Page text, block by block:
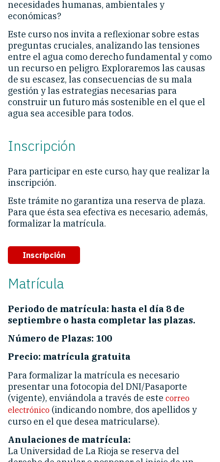
necesidades humanas, ambientales y
económicas?
Este curso nos invita a reflexionar sobre estas
preguntas cruciales, analizando las tensiones
entre el agua como derecho fundamental y como
un recurso en peligro. Exploraremos las causas
de su escasez, las consecuencias de su mala
gestión y las estrategias necesarias para
construir un futuro más sostenible en el que el
agua sea accesible para todos.
Inscripción
Para participar en este curso, hay que realizar la
inscripción.
Este trámite no garantiza una reserva de plaza.
Para que ésta sea efectiva es necesario, además,
formalizar la matrícula.
Inscripción
Matrícula
Periodo de matrícula: hasta el día 8 de
septiembre o hasta completar las plazas.
Número de Plazas: 100
Precio: matrícula gratuita
Para formalizar la matrícula es necesario
presentar una fotocopia del DNI/Pasaporte
(vigente), enviándola a través de este correo
electrónico (indicando nombre, dos apellidos y
curso en el que desea matricularse).
Anulaciones de matrícula:
La Universidad de La Rioja se reserva del